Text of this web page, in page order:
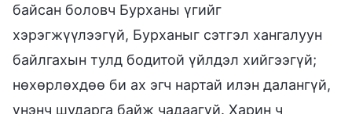
байсан боловч Бурханы үгийг
хэрэгжүүлээгүй, Бурханыг сэтгэл хангалуун
байлгахын тулд бодитой үйлдэл хийгээгүй;
нөхөрлөхдөө би ах эгч нартай илэн далангүй,
үнэнч шударга байж чадаагүй. Харин ч